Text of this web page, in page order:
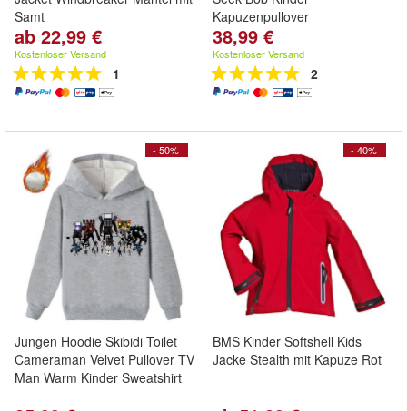
Samt
ab 22,99 €
Kostenloser Versand
1
Kapuzenpullover
38,99 €
Kostenloser Versand
2
- 50%
Jungen Hoodie Skibidi Toilet
Cameraman Velvet Pullover TV
Man Warm Kinder Sweatshirt
- 40%
BMS Kinder Softshell Kids
Jacke Stealth mit Kapuze Rot